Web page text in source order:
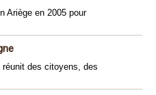
Ariège en 2005 pour
réunit des citoyens, des